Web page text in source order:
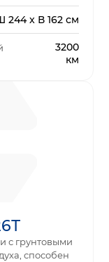
244 x В 162 см
3200
км
с грунтовыми
способен